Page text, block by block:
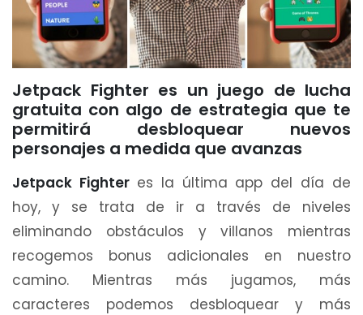
Jetpack Fighter es un juego de lucha
gratuita con algo de estrategia que te
permitirá desbloquear nuevos
personajes a medida que avanzas
Jetpack Fighter es la última app del día de
hoy, y se trata de ir a través de niveles
eliminando obstáculos y villanos mientras
recogemos bonus adicionales en nuestro
camino. Mientras más jugamos, más
caracteres podemos desbloquear y más